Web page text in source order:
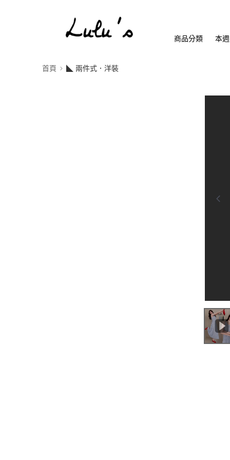
商品分類 本
首頁 ◣ 兩件式．洋裝